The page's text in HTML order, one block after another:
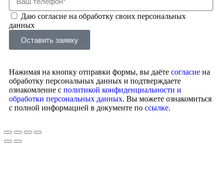
Даю согласие на обработку своих персональных
данных
Оставить заявку
Нажимая на кнопку отправки формы, вы даёте согласие на
обработку персональных данных и подтверждаете
ознакомление с политикой конфиденциальности и
обработки персональных данных. Вы можете ознакомиться
с полной информацией в документе по ссылке.